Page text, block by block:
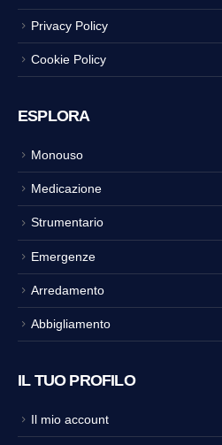
Privacy Policy
Cookie Policy
ESPLORA
Monouso
Medicazione
Strumentario
Emergenze
Arredamento
Abbigliamento
IL TUO PROFILO
Il mio account